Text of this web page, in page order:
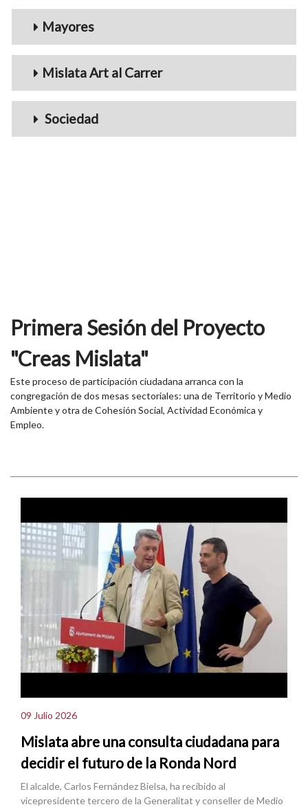
Mayores
Mislata Art al Carrer
Sociedad
Primera Sesión del Proyecto
"Creas Mislata"
Este proceso de participación ciudadana arranca con la
congregación de dos mesas sectoriales: una de Territorio y Medio
Ambiente y otra de Cohesión Social, Actividad Económica y
Empleo.
09 Julio 2026
Mislata abre una consulta ciudadana para
decidir el futuro de la Ronda Nord
El alcalde, Carlos Fernández Bielsa, ha recibido al
vicepresidente tercero de la Generalitat y conseller de Medio